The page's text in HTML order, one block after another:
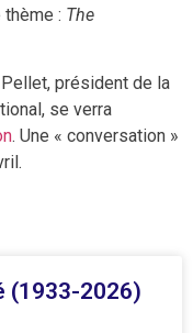
thème : The
président de la
se verra
. Une « conversation »
(1933-2026)